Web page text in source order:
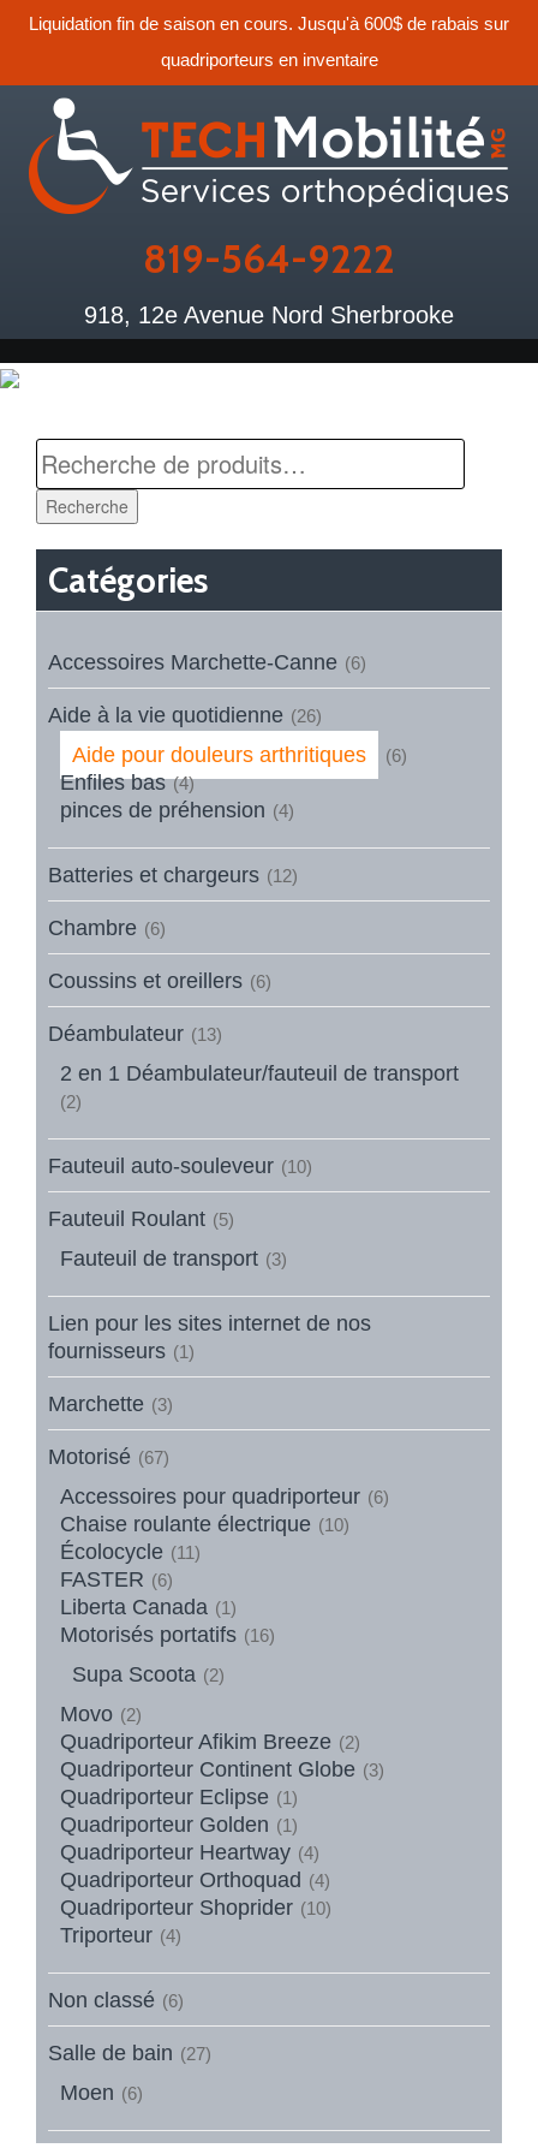
Liquidation fin de saison en cours. Jusqu'à 600$ de rabais sur
quadriporteurs en inventaire
819-564-9222
918, 12e Avenue Nord Sherbrooke
Recherche
Catégories
Accessoires Marchette-Canne (6)
Aide à la vie quotidienne (26)
Aide pour douleurs arthritiques (6)
Enfiles bas (4)
pinces de préhension (4)
Batteries et chargeurs (12)
Chambre (6)
Coussins et oreillers (6)
Déambulateur (13)
2 en 1 Déambulateur/fauteuil de transport
(2)
Fauteuil auto-souleveur (10)
Fauteuil Roulant (5)
Fauteuil de transport (3)
Lien pour les sites internet de nos
fournisseurs (1)
Marchette (3)
Motorisé (67)
Accessoires pour quadriporteur (6)
Chaise roulante électrique (10)
Écolocycle (11)
FASTER (6)
Liberta Canada (1)
Motorisés portatifs (16)
Supa Scoota (2)
Movo (2)
Quadriporteur Afikim Breeze (2)
Quadriporteur Continent Globe (3)
Quadriporteur Eclipse (1)
Quadriporteur Golden (1)
Quadriporteur Heartway (4)
Quadriporteur Orthoquad (4)
Quadriporteur Shoprider (10)
Triporteur (4)
Non classé (6)
Salle de bain (27)
Moen (6)